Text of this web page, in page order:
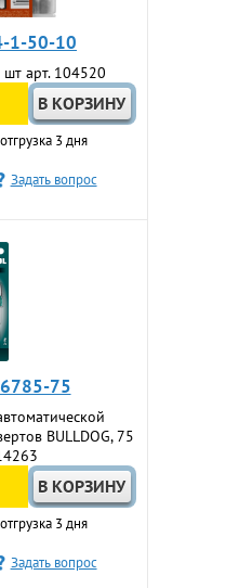
1-50-10
арт. 104520
3 дня
Задать вопрос
75
BULLDOG, 75
3 дня
Задать вопрос